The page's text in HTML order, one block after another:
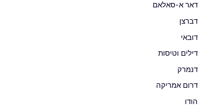
דאר א-סאלאם
דברצן
דובאי
דילים וטיסות
דנמרק
דרום אמריקה
הודו